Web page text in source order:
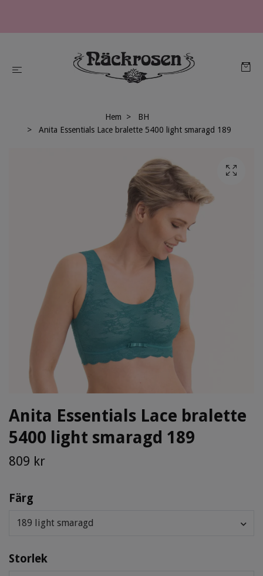
Hem
BH
Anita Essentials Lace bralette 5400 light smaragd 189
Anita Essentials Lace bralette
5400 light smaragd 189
809 kr
Färg
189 light smaragd
Storlek